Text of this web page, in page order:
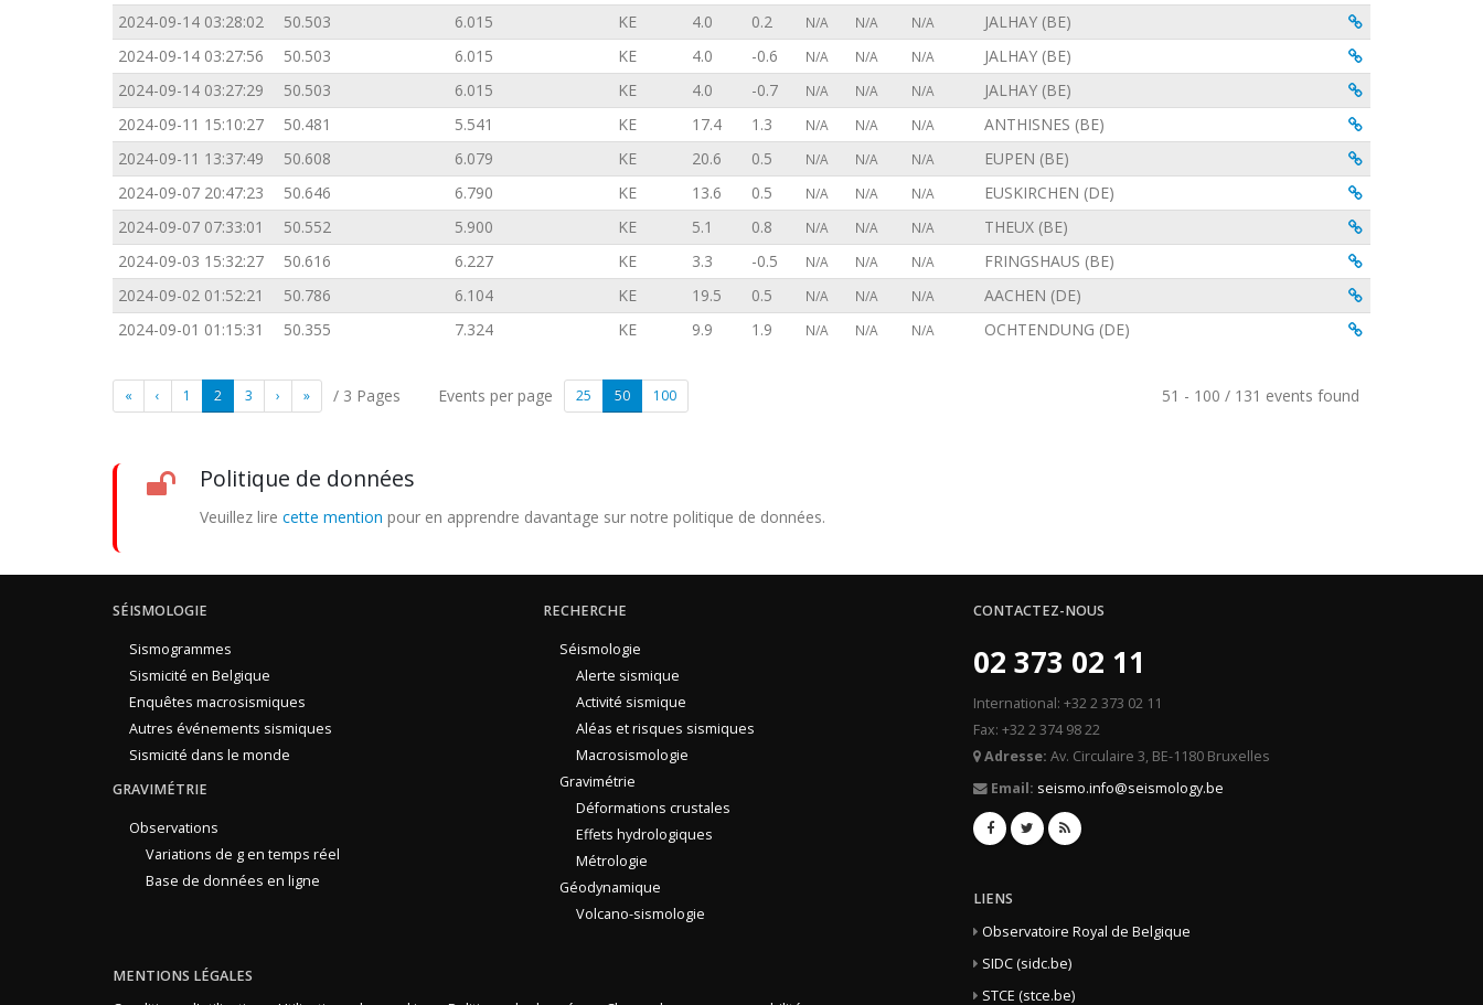
2024-09-14 03:28:02
50.503 6.015 KE 4.0 0.2 N/A N/A N/A JALHAY (BE)
2024-09-14 03:27:56
50.503 6.015 KE 4.0 -0.6 N/A N/A N/A JALHAY (BE)
2024-09-14 03:27:29
50.503 6.015 KE 4.0 -0.7 N/A N/A N/A JALHAY (BE)
2024-09-11 15:10:27
50.481 5.541 KE 17.4 1.3 N/A N/A N/A ANTHISNES (BE)
2024-09-11 13:37:49
50.608 6.079 KE 20.6 0.5 N/A N/A N/A EUPEN (BE)
2024-09-07 20:47:23
50.646 6.790 KE 13.6 0.5 N/A N/A N/A EUSKIRCHEN (DE)
2024-09-07 07:33:01
50.552 5.900 KE 5.1 0.8 N/A N/A N/A THEUX (BE)
2024-09-03 15:32:27
50.616 6.227 KE 3.3 -0.5 N/A N/A N/A FRINGSHAUS (BE)
2024-09-02 01:52:21
50.786 6.104 KE 19.5 0.5 N/A N/A N/A AACHEN (DE)
2024-09-01 01:15:31
50.355 7.324 KE 9.9 1.9 N/A N/A N/A OCHTENDUNG (DE)
« ‹ 1 2 3 › » / 3 Pages 25 50 100
Events per page 51 - 100 / 131 events found
Politique de données
Veuillez lire cette mention pour en apprendre davantage sur notre politique de données.
SÉISMOLOGIE
Sismogrammes
Sismicité en Belgique
Enquêtes macrosismiques
Autres événements sismiques
Sismicité dans le monde
GRAVIMÉTRIE
Observations
Variations de g en temps réel
Base de données en ligne
RECHERCHE
Séismologie
Alerte sismique
Activité sismique
Aléas et risques sismiques
Macrosismologie
Gravimétrie
Déformations crustales
Effets hydrologiques
Métrologie
Géodynamique
Volcano-sismologie
MENTIONS LÉGALES
CONTACTEZ-NOUS
02 373 02 11
International: +32 2 373 02 11
Fax: +32 2 374 98 22
Adresse: Av. Circulaire 3, BE-1180 Bruxelles
Email: seismo.info@seismology.be
LIENS
Observatoire Royal de Belgique
SIDC (sidc.be)
STCE (stce.be)